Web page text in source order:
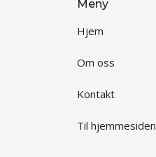
Meny
Hjem
Om oss
Kontakt
Til hjemmesiden